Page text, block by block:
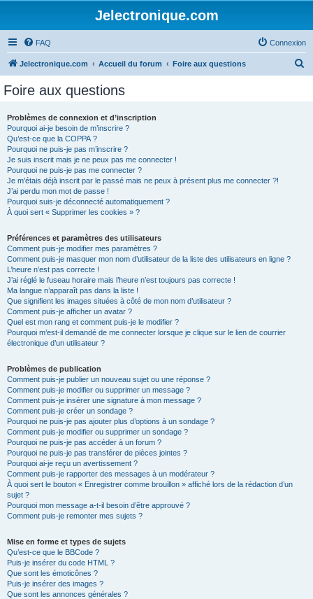
Jelectronique.com
FAQ Connexion
Jelectronique.com Accueil du forum Foire aux questions
Foire aux questions
Problèmes de connexion et d’inscription
Pourquoi ai-je besoin de m’inscrire ?
Qu’est-ce que la COPPA ?
Pourquoi ne puis-je pas m’inscrire ?
Je suis inscrit mais je ne peux pas me connecter !
Pourquoi ne puis-je pas me connecter ?
Je m’étais déjà inscrit par le passé mais ne peux à présent plus me connecter ?!
J’ai perdu mon mot de passe !
Pourquoi suis-je déconnecté automatiquement ?
À quoi sert « Supprimer les cookies » ?
Préférences et paramètres des utilisateurs
Comment puis-je modifier mes paramètres ?
Comment puis-je masquer mon nom d’utilisateur de la liste des utilisateurs en ligne ?
L’heure n’est pas correcte !
J’ai réglé le fuseau horaire mais l’heure n’est toujours pas correcte !
Ma langue n’apparaît pas dans la liste !
Que signifient les images situées à côté de mon nom d’utilisateur ?
Comment puis-je afficher un avatar ?
Quel est mon rang et comment puis-je le modifier ?
Pourquoi m’est-il demandé de me connecter lorsque je clique sur le lien de courrier
électronique d’un utilisateur ?
Problèmes de publication
Comment puis-je publier un nouveau sujet ou une réponse ?
Comment puis-je modifier ou supprimer un message ?
Comment puis-je insérer une signature à mon message ?
Comment puis-je créer un sondage ?
Pourquoi ne puis-je pas ajouter plus d’options à un sondage ?
Comment puis-je modifier ou supprimer un sondage ?
Pourquoi ne puis-je pas accéder à un forum ?
Pourquoi ne puis-je pas transférer de pièces jointes ?
Pourquoi ai-je reçu un avertissement ?
Comment puis-je rapporter des messages à un modérateur ?
À quoi sert le bouton « Enregistrer comme brouillon » affiché lors de la rédaction d’un
sujet ?
Pourquoi mon message a-t-il besoin d’être approuvé ?
Comment puis-je remonter mes sujets ?
Mise en forme et types de sujets
Qu’est-ce que le BBCode ?
Puis-je insérer du code HTML ?
Que sont les émoticônes ?
Puis-je insérer des images ?
Que sont les annonces générales ?